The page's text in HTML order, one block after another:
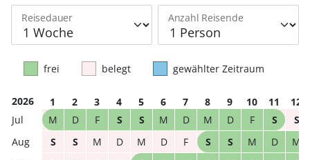
Reisedauer Anzahl Reisende
frei belegt gewählter Zeitraum
2026 1 2 3 4 5 6 7 8 9 10 11
12
M
D F S S M D M D F S
S
S
S M D M D F S S M D
M